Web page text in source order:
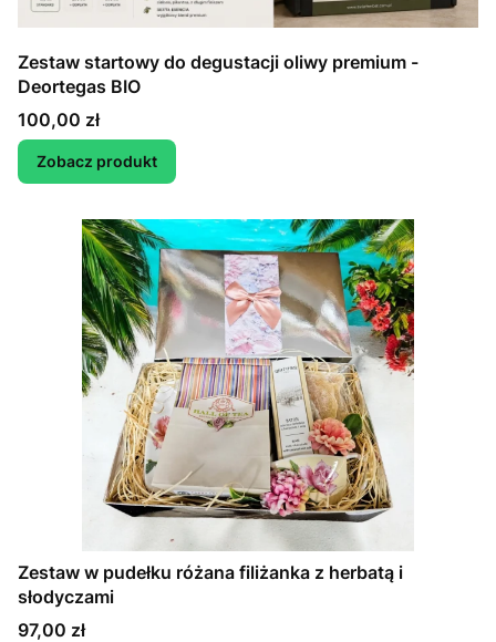
Zestaw startowy do degustacji oliwy premium -
Deortegas BIO
Cena
100,00 zł
Zobacz produkt
Zestaw w pudełku różana filiżanka z herbatą i
słodyczami
Cena
97,00 zł